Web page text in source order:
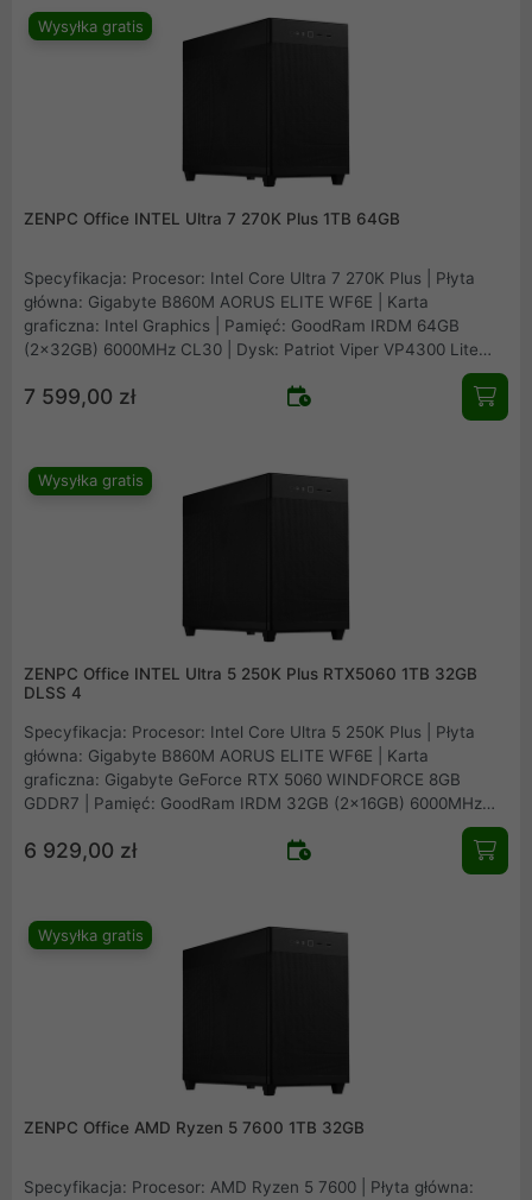
Wysyłka gratis
ZENPC Office INTEL Ultra 7 270K Plus 1TB 64GB
Specyfikacja: Procesor: Intel Core Ultra 7 270K Plus | Płyta
główna: Gigabyte B860M AORUS ELITE WF6E | Karta
graficzna: Intel Graphics | Pamięć: GoodRam IRDM 64GB
(2x32GB) 6000MHz CL30 | Dysk: Patriot Viper VP4300 Lite
1TB M.2 PCIe NVMe Gen4 | Obudowa: Asus Prime AP201 Mesh
| Zasilacz: Seasonic B12 BM-550 80Plus Bronze 550W |
Chłodzenie procesora: Arctic Freezer 36 Black | Wentylatory:
7 599,00 zł
Wysyłka gratis
ZENPC Office INTEL Ultra 5 250K Plus RTX5060 1TB 32GB
DLSS 4
Specyfikacja: Procesor: Intel Core Ultra 5 250K Plus | Płyta
główna: Gigabyte B860M AORUS ELITE WF6E | Karta
graficzna: Gigabyte GeForce RTX 5060 WINDFORCE 8GB
GDDR7 | Pamięć: GoodRam IRDM 32GB (2x16GB) 6000MHz
CL30 | Dysk: Patriot Viper VP4300 Lite 1TB M.2 PCIe NVMe
Gen4 | Obudowa: Asus Prime AP201 Mesh | Zasilacz: Seasonic
B12 BM-550 80Plus Bronze 550W | Chłodzenie procesora:
Fander Roxo P12 Reverse
6 929,00 zł
Wysyłka gratis
ZENPC Office AMD Ryzen 5 7600 1TB 32GB
Specyfikacja: Procesor: AMD Ryzen 5 7600 | Płyta główna: